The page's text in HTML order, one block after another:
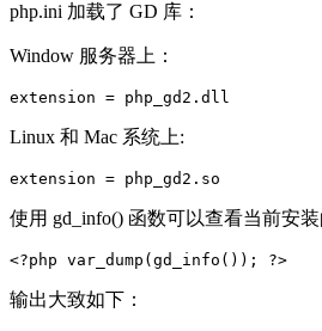
php.ini 加载了 GD 库：
Window 服务器上：
Linux 和 Mac 系统上:
使用 gd_info() 函数可以查看当前安装
输出大致如下：